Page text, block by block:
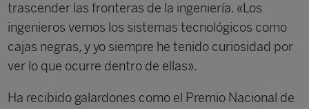
trascender las fronteras de la ingeniería. «Los
ingenieros vemos los sistemas tecnológicos como
cajas negras, y yo siempre he tenido curiosidad por
ver lo que ocurre dentro de ellas».
Ha recibido galardones como el Premio Nacional de